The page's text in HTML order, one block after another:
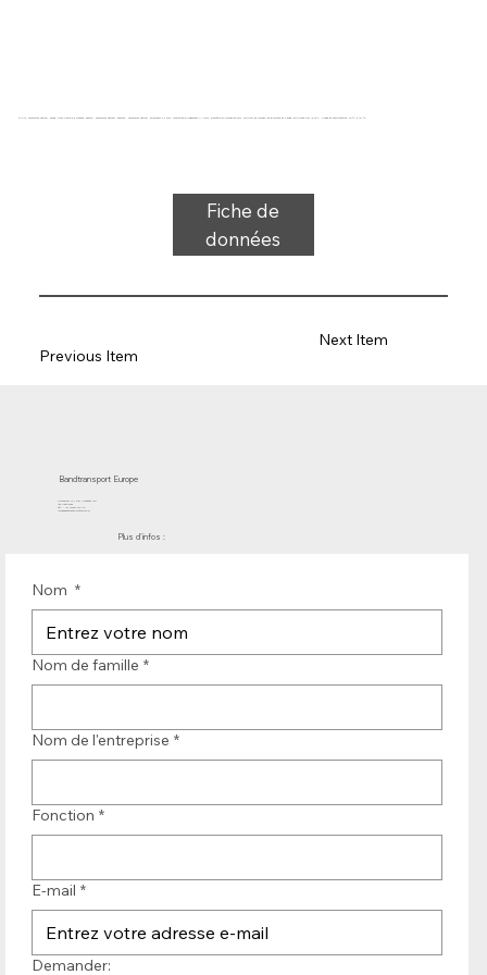
5 plis, caoutchouc naturel, beige, tissu flexible 5 couches, dessus : caoutchouc naturel, dessous : caoutchouc naturel, épaisseur 2,7 mm, contrainte-allongement 4 N/mm, diamètre du rouleau 50 mm, support de rouleau, de glissière et d'auge, approuvé par la FDA, plage de température -40 °C à 121 °C
Fiche de
données
Previous Item
Next Item
Bandtransport Europe
Molenwerf 12 | DB Uitgeest 1911
les Pays-Bas
Tél. : +31 (0)251 319 119
info@bandtransporteurope.nl
Plus d'infos :
Nom *
Nom de famille *
Nom de l'entreprise *
Fonction *
E-mail *
Demander: